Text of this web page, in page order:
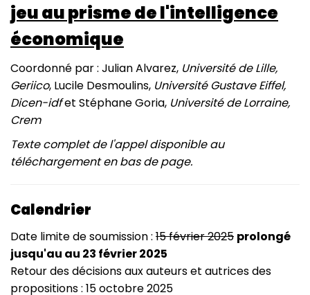
jeu au prisme de l'intelligence
économique
Coordonné par : Julian Alvarez, Université de Lille,
Geriico, Lucile Desmoulins, Université Gustave Eiffel,
Dicen-idfet Stéphane Goria, Université de Lorraine,
Crem
Texte complet de l'appel disponible au
téléchargement en bas de page.
Calendrier
Date limite de soumission : 15 février 2025 prolongé
jusqu'au au 23 février 2025
Retour des décisions aux auteurs et autrices des
propositions : 15 octobre 2025